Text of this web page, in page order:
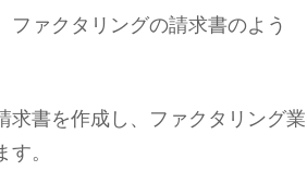
ァクタリングの請求書のよう
求書を作成し、ファクタリング業
。